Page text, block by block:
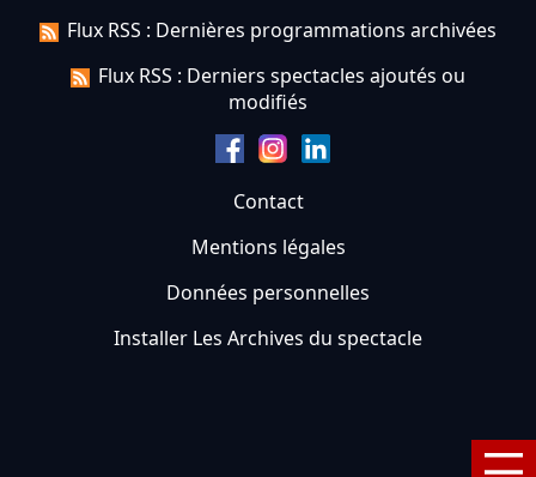
Flux RSS : Dernières programmations archivées
Flux RSS : Derniers spectacles ajoutés ou
modifiés
Contact
Mentions légales
Données personnelles
Installer Les Archives du spectacle